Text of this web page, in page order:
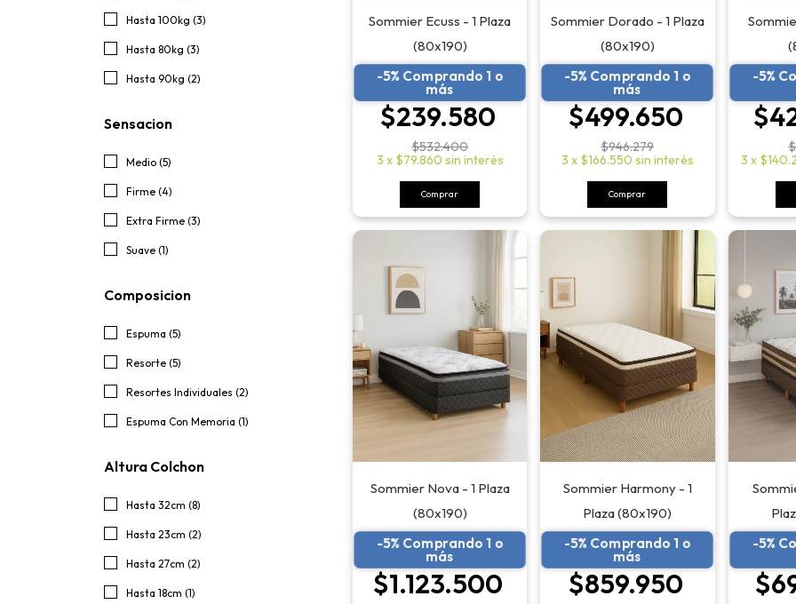
Hasta 100kg (3)
Hasta 80kg (3)
Hasta 90kg (2)
Sensacion
Medio (5)
Firme (4)
Extra Firme (3)
Suave (1)
Composicion
Espuma (5)
Resorte (5)
Resortes Individuales (2)
Espuma Con Memoria (1)
Altura Colchon
Hasta 32cm (8)
Hasta 23cm (2)
Hasta 27cm (2)
Hasta 18cm (1)
Sommier Ecuss - 1 Plaza
(80x190)
-5% Comprando 1 o
más
$239.580
$532.400
3 x $79.860 sin interés
Comprar
Sommier Dorado - 1 Plaza
(80x190)
-5% Comprando 1 o
más
$499.650
$946.279
3 x $166.550 sin interés
Comprar
-5%
3 x
Sommier Nova - 1 Plaza
(80x190)
-5% Comprando 1 o
más
$1.123.500
Sommier Harmony - 1
Plaza (80x190)
-5% Comprando 1 o
más
$859.950
-5%